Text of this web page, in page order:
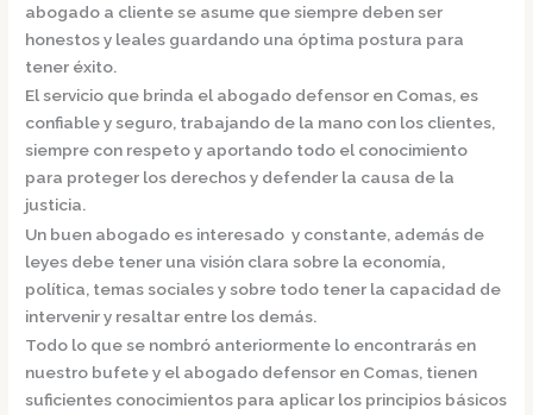
abogado a cliente se asume que siempre deben ser
honestos y leales guardando una óptima postura para
tener éxito.
El servicio que brinda el abogado defensor en Comas, es
confiable y seguro, trabajando de la mano con los clientes,
siempre con respeto y aportando todo el conocimiento
para proteger los derechos y defender la causa de la
justicia.
Un buen abogado es interesado y constante, además de
leyes debe tener una visión clara sobre la economía,
política, temas sociales y sobre todo tener la capacidad de
intervenir y resaltar entre los demás.
Todo lo que se nombró anteriormente lo encontrarás en
nuestro bufete y el abogado defensor en Comas, tienen
suficientes conocimientos para aplicar los principios básicos